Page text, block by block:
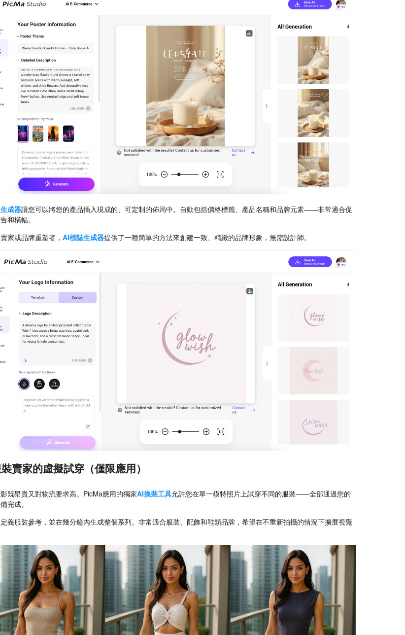
成器讓您可以將您的產品插入現成的、可定制的佈局中。自動包括價格標籤、產品名稱和品牌元素——非常適合促
和橫幅。
家或品牌重塑者，AI標誌生成器提供了一種簡單的方法來創建一致、精緻的品牌形象，無需設計師。
賣家的虛擬試穿（僅限應用）
既昂貴又對物流要求高。PicMa應用的獨家AI換裝工具允許您在單一模特照片上試穿不同的服裝——全部通過您的
完成。
定義服裝參考，並在幾分鐘內生成整個系列。非常適合服裝、配飾和鞋類品牌，希望在不重新拍攝的情況下擴展視覺